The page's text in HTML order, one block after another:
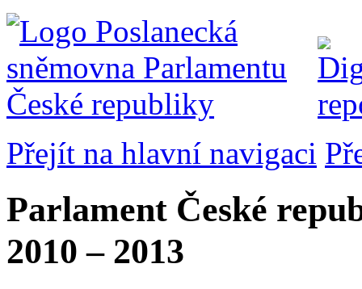
Přejít na hlavní navigaci
Parlament České
2010 – 2013